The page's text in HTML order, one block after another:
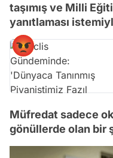
taşımış ve Milli
yanıtlaması
Müfredat sadece
gönüllerde olan bir